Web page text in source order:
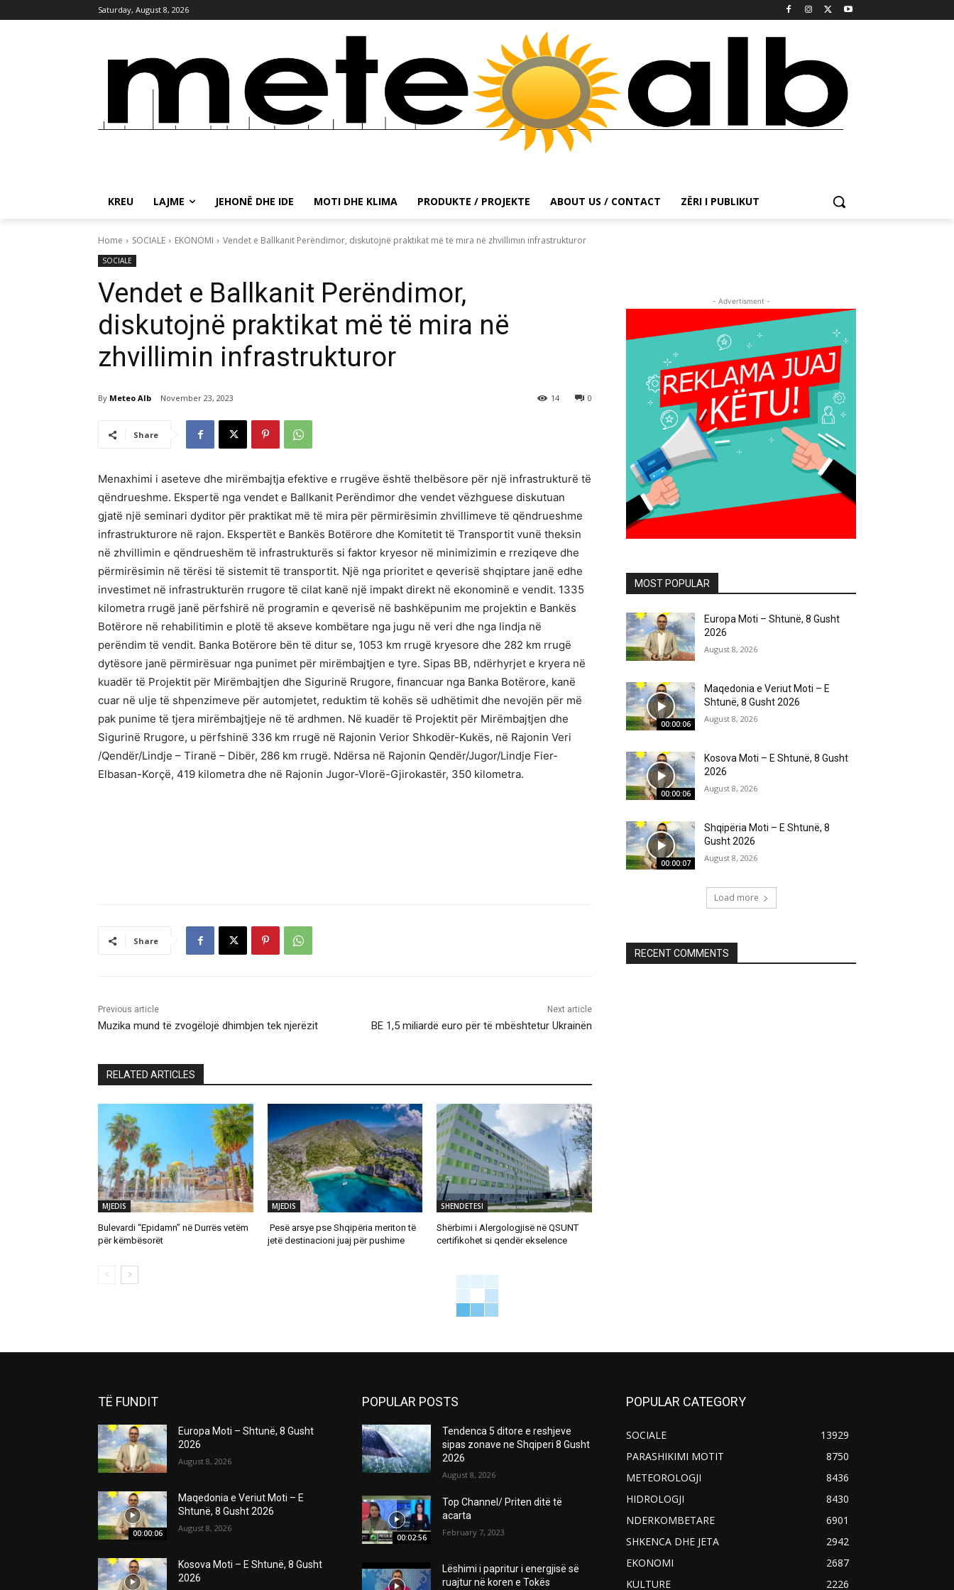
Saturday, August 8, 2026
KREU LAJME JEHONË DHE IDE MOTI DHE KLIMA PRODUKTE / PROJEKTE ABOUT US / CONTACT ZËRI I PUBLIKUT
Home SOCIALE EKONOMI Vendet e Ballkanit Perëndimor, diskutojnë praktikat më të mira në zhvillimin infrastrukturor
SOCIALE
Vendet e Ballkanit Perëndimor,
diskutojnë praktikat më të mira në
zhvillimin infrastrukturor
By Meteo Alb November 23, 2023 0
14
Share
Menaxhimi i aseteve dhe mirëmbajtja efektive e rrugëve është thelbësore për një infrastrukturë të
qëndrueshme. Ekspertë nga vendet e Ballkanit Perëndimor dhe vendet vëzhguese diskutuan
gjatë një seminari dyditor për praktikat më të mira për përmirësimin zhvillimeve të qëndrueshme
infrastrukturore në rajon. Ekspertët e Bankës Botërore dhe Komitetit të Transportit vunë theksin
në zhvillimin e qëndrueshëm të infrastrukturës si faktor kryesor në minimizimin e rreziqeve dhe
përmirësimin në tërësi të sistemit të transportit. Një nga prioritet e qeverisë shqiptare janë edhe
investimet në infrastrukturën rrugore të cilat kanë një impakt direkt në ekonominë e vendit. 1335
kilometra rrugë janë përfshirë në programin e qeverisë në bashkëpunim me projektin e Bankës
Botërore në rehabilitimin e plotë të akseve kombëtare nga jugu në veri dhe nga lindja në
perëndim të vendit. Banka Botërore bën të ditur se, 1053 km rrugë kryesore dhe 282 km rrugë
dytësore janë përmirësuar nga punimet për mirëmbajtjen e tyre. Sipas BB, ndërhyrjet e kryera në
kuadër të Projektit për Mirëmbajtjen dhe Sigurinë Rrugore, financuar nga Banka Botërore, kanë
cuar në ulje të shpenzimeve për automjetet, reduktim të kohës së udhëtimit dhe nevojën për më
pak punime të tjera mirëmbajtjeje në të ardhmen. Në kuadër të Projektit për Mirëmbajtjen dhe
Sigurinë Rrugore, u përfshinë 336 km rrugë në Rajonin Verior Shkodër-Kukës, në Rajonin Veri
/Qendër/Lindje – Tiranë – Dibër, 286 km rrugë. Ndërsa në Rajonin Qendër/Jugor/Lindje Fier-
Elbasan-Korçë, 419 kilometra dhe në Rajonin Jugor-Vlorë-Gjirokastër, 350 kilometra.
Share
Previous article
Muzika mund të zvogëlojë dhimbjen tek njerëzit
Next article
BE 1,5 miliardë euro për të mbështetur Ukrainën
RELATED ARTICLES
MJEDIS
Bulevardi “Epidamn” në Durrës vetëm
për këmbësorët
MJEDIS
Pesë arsye pse Shqipëria meriton të
jetë destinacioni juaj për pushime
SHENDETESI
Shërbimi i Alergologjisë në QSUNT
certifikohet si qendër ekselence
- Advertisment -
MOST POPULAR
Europa Moti – Shtunë, 8 Gusht
2026
August 8, 2026
00:00:06
Maqedonia e Veriut Moti – E
Shtunë, 8 Gusht 2026
August 8, 2026
00:00:06
Kosova Moti – E Shtunë, 8 Gusht
2026
August 8, 2026
00:00:07
Shqipëria Moti – E Shtunë, 8
Gusht 2026
August 8, 2026
Load more
RECENT COMMENTS
TË FUNDIT
Europa Moti – Shtunë, 8 Gusht
2026
August 8, 2026
00:00:06
Maqedonia e Veriut Moti – E
Shtunë, 8 Gusht 2026
August 8, 2026
Kosova Moti – E Shtunë, 8 Gusht
2026
POPULAR POSTS
Tendenca 5 ditore e reshjeve
sipas zonave ne Shqiperi 8 Gusht
2026
August 8, 2026
00:02:56
Top Channel/ Priten ditë të
acarta
February 7, 2023
Lëshimi i papritur i energjisë së
ruajtur në koren e Tokës
POPULAR CATEGORY
SOCIALE
13929
PARASHIKIMI MOTIT
8750
METEOROLOGJI
8436
HIDROLOGJI
8430
NDERKOMBETARE
6901
SHKENCA DHE JETA
2942
EKONOMI
2687
KULTURE
2226